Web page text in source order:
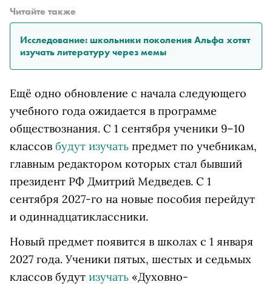
Читайте также
Исследование: школьники поколения Альфа хотят
изучать литературу через мемы
Ещё одно обновление с начала следующего
учебного года ожидается в программе
обществознания. С 1 сентября ученики 9–10
классов будут изучать предмет по учебникам,
главным редактором которых стал бывший
президент РФ Дмитрий Медведев. С 1
сентября 2027-го на новые пособия перейдут
и одиннадцатиклассники.
Новый предмет появится в школах с 1 января
2027 года. Ученики пятых, шестых и седьмых
классов будут изучать «Духовно-